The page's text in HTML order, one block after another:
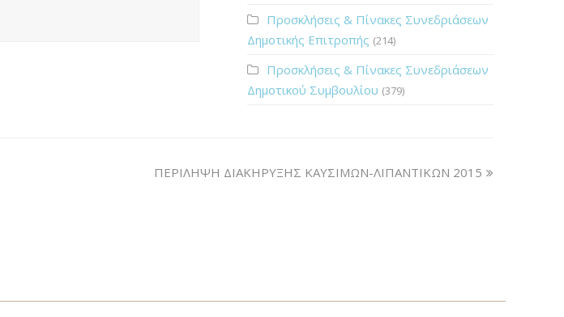
Προσκλήσεις & Πίνακες Συνεδριάσεων
Δημοτικής Επιτροπής (214)
Προσκλήσεις & Πίνακες Συνεδριάσεων
Δημοτικού Συμβουλίου (379)
ΠΕΡΙΛΗΨΗ ΔΙΑΚΗΡΥΞΗΣ ΚΑΥΣΙΜΩΝ-ΛΙΠΑΝΤΙΚΩΝ 2015